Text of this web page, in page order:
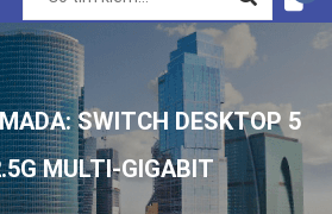
SWITCH DESKTOP 5
MULTI-GIGABIT